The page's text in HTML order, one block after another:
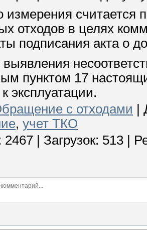
измерения
отходов в целях
подписания акта о
пунктом 17
эксплуатации.
с отходами
, учет ТКО
2467 Загрузок: 513